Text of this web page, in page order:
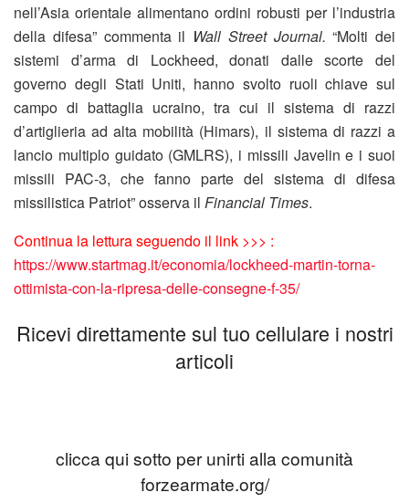
nell’Asia orientale alimentano ordini robusti per l’industria
della difesa” commenta il Wall Street Journal. “Molti dei
sistemi d’arma di Lockheed, donati dalle scorte del
governo degli Stati Uniti, hanno svolto ruoli chiave sul
campo di battaglia ucraino, tra cui il sistema di razzi
d’artiglieria ad alta mobilità (Himars), il sistema di razzi a
lancio multiplo guidato (GMLRS), i missili Javelin e i suoi
missili PAC-3, che fanno parte del sistema di difesa
missilistica Patriot” osserva il Financial Times.
Continua la lettura seguendo il link >>> :
https://www.startmag.it/economia/lockheed-martin-torna-
ottimista-con-la-ripresa-delle-consegne-f-35/
Ricevi direttamente sul tuo cellulare i nostri
articoli
clicca qui sotto per unirti alla comunità
forzearmate.org/